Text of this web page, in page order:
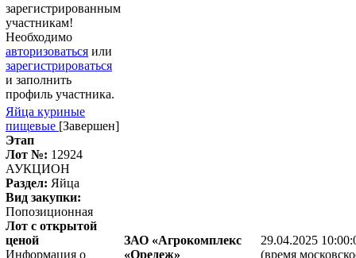
зарегистрированным
участникам!
Необходимо
авторизоваться или
зарегистрироваться
и заполнить
профиль участника.
Яйца куриные
пищевые [Завершен]
Этап
Лот №: 12924
АУКЦИОН
Раздел: Яйца
Вид закупки:
Попозиционная
Лот с открытой
ценой
Информация о
ЗАО «Агрокомплекс
«Оредеж»
29.04.2025
(время